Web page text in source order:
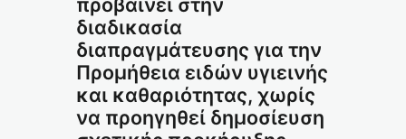
προβαίνει στην
διαδικασία
διαπραγμάτευσης για την
Προμήθεια ειδών υγιεινής
και καθαριότητας, χωρίς
να προηγηθεί δημοσίευση